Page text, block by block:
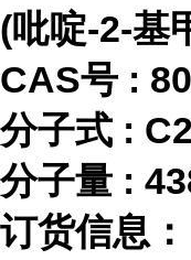
(吡啶-2-基
CAS号 :
分子式 :
分子量 :
订货信息：